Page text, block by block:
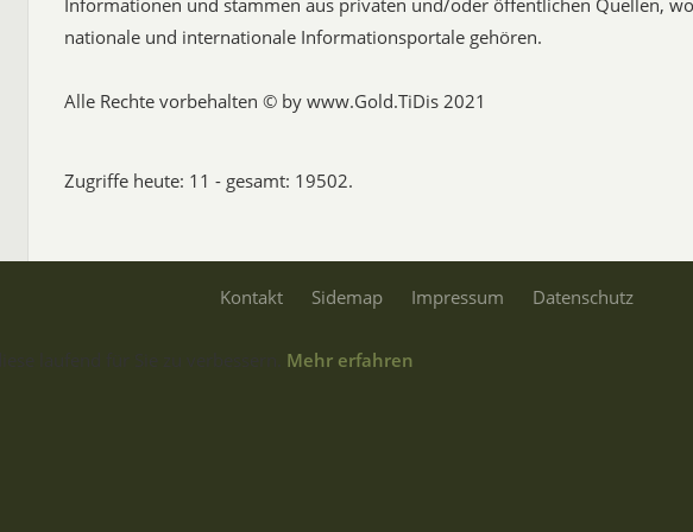
nationale und internationale Informationsportale gehören.
Alle Rechte vorbehalten © by www.Gold.TiDis 2021
Zugriffe heute: 11 - gesamt: 19502.
Kontakt Sidemap Impressum Datenschutz
Mehr erfahren